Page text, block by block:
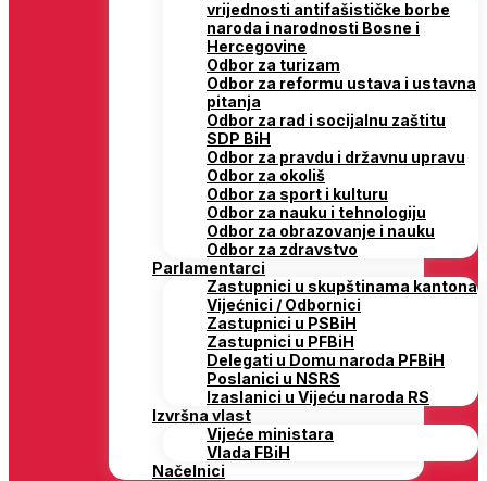
vrijednosti antifašističke borbe
naroda i narodnosti Bosne i
Hercegovine
Odbor za turizam
Odbor za reformu ustava i ustavna
pitanja
Odbor za rad i socijalnu zaštitu
SDP BiH
Odbor za pravdu i državnu upravu
Odbor za okoliš
Odbor za sport i kulturu
Odbor za nauku i tehnologiju
Odbor za obrazovanje i nauku
Odbor za zdravstvo
Parlamentarci
Zastupnici u skupštinama kantona
Vijećnici / Odbornici
Zastupnici u PSBiH
Zastupnici u PFBiH
Delegati u Domu naroda PFBiH
Poslanici u NSRS
Izaslanici u Vijeću naroda RS
Izvršna vlast
Vijeće ministara
Vlada FBiH
Načelnici